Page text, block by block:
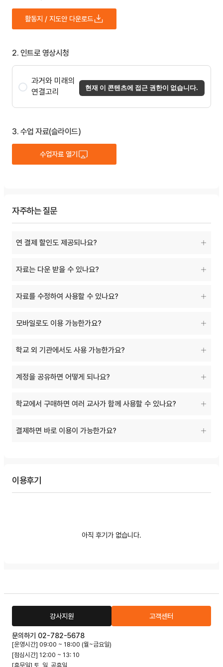
활동지 / 지도안 다운로드
2. 인트로 영상시청
과거와 미래의
연결고리
현재 이 콘텐츠에 접근 권한이 없습니다.
3. 수업 자료(슬라이드)
수업자료 열기
자주하는 질문
연 결제 할인도 제공되나요?
자료는 다운 받을 수 있나요?
자료를 수정하여 사용할 수 있나요?
모바일로도 이용 가능한가요?
학교 외 기관에서도 사용 가능한가요?
계정을 공유하면 어떻게 되나요?
학교에서 구매하면 여러 교사가 함께 사용할 수 있나요?
결제하면 바로 이용이 가능한가요?
이용후기
아직 후기가 없습니다.
강사지원 고객센터
문의하기 02-782-5678
[운영시간] 09:00 ~ 18:00 (월~금요일)
[점심시간] 12:00 ~ 13: 10
[휴무일] 토, 일, 공휴일